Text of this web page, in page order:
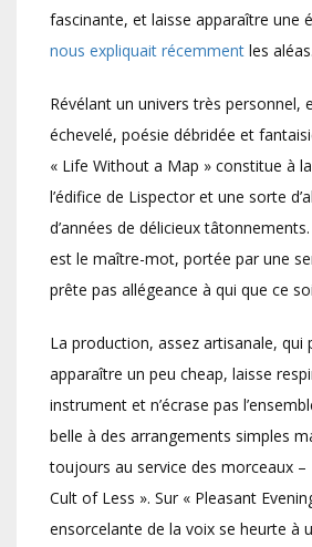
fascinante, et laisse apparaître une
nous expliquait récemment les aléas.
Révélant un univers très personnel,
échevelé, poésie débridée et
« Life Without a Map » constitue à
l’édifice de Lispector et une sorte
d’années de délicieux
est le maître-mot, portée par une
prête pas allégeance à qui que ce
La production, assez artisanale, qui
apparaître un peu cheap, laisse
instrument et n’écrase pas
belle à des arrangements simples
toujours au service des morceaux
Cult of Less ». Sur « Pleasant
ensorcelante de la voix se heurte à